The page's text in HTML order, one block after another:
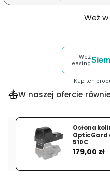
Weź
Weź
leasing
Kup ten
W naszej ofercie
Osłona
OpticGard
510C
Cena
179,00 zł